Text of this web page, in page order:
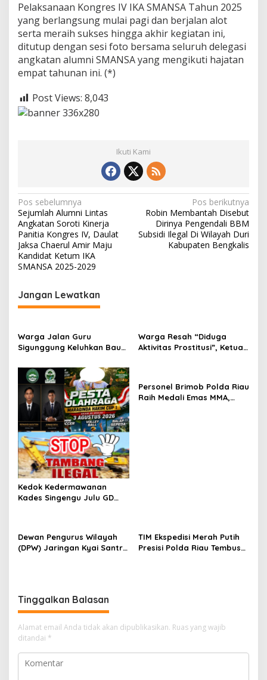
Pelaksanaan Kongres IV IKA SMANSA Tahun 2025
yang berlangsung mulai pagi dan berjalan alot
serta meraih sukses hingga akhir kegiatan ini,
ditutup dengan sesi foto bersama seluruh delegasi
angkatan alumni SMANSA yang mengikuti hajatan
empat tahunan ini. (*)
Post Views: 8,043
Ikuti Kami
N
a
v
i
g
a
s
p
o
s
Pos sebelumnya
Sejumlah Alumni Lintas
Angkatan Soroti Kinerja
Panitia Kongres IV, Daulat
Jaksa Chaerul Amir Maju
Kandidat Ketum IKA
SMANSA 2025-2029
Pos berikutnya
Robin Membantah Disebut
Dirinya Pengendali BBM
Subsidi Ilegal Di Wilayah Duri
Kabupaten Bengkalis
Jangan Lewatkan
Warga Jalan Guru
Sigunggung Keluhkan Bau
Dinilai Tidak Jalani SOP
Warga Resah “Diduga
Aktivitas Prostitusi”, Ketua
Jalan Tanjung Datuk
Kedok Kedermawanan
Kades Singengu Julu GD
Personel Brimob Polda Riau
Raih Medali Emas MMA,
Dewan Pengurus Wilayah
(DPW) Jaringan Kyai Santri
dan Politik (Kesbangpol)
Provinsi Riau
TIM Ekspedisi Merah Putih
Presisi Polda Riau Tembus
Tinggalkan Balasan
Alamat email Anda tidak akan dipublikasikan. Ruas yang wajib
ditandai *